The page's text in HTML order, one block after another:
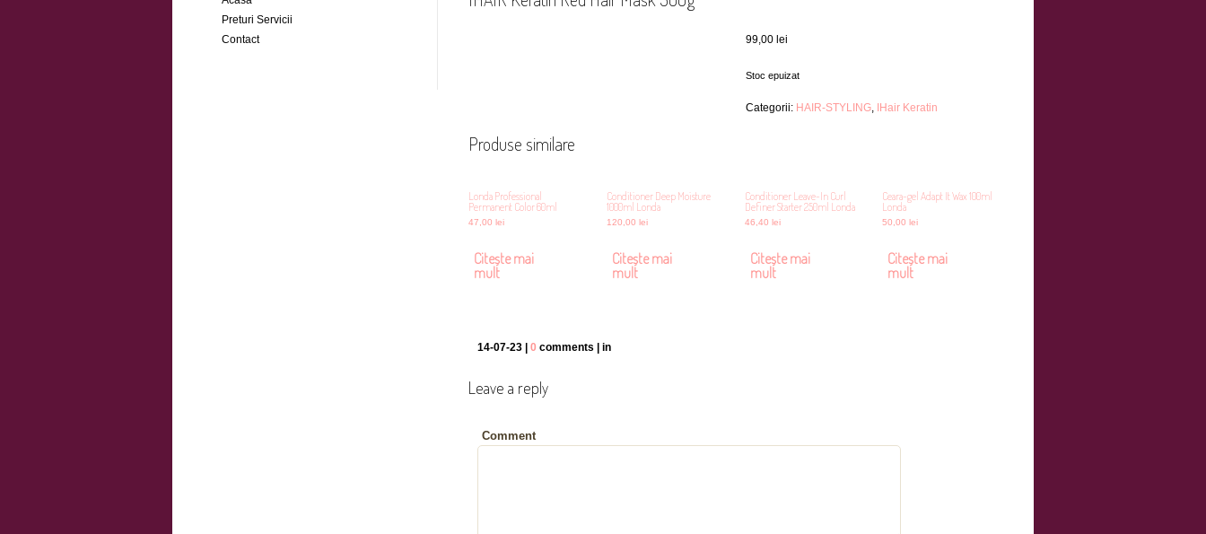
99,00 lei
Stoc epuizat
Categorii: HAIR-STYLING, IHair Keratin
Produse similare
Londa Professional
Permanent Color 60ml
47,00 lei
Citește mai
mult
Conditioner Deep Moisture
1000ml Londa
120,00 lei
Citește mai
mult
Conditioner Leave-In Curl
Definer Starter 250ml Londa
46,40 lei
Citește mai
mult
Ceara-gel Adapt It Wax 100ml
Londa
50,00lei
Citește mai
mult
14-07-23 | 0 comments | in
Leave a reply
Comment
Preturi Servicii
Contact